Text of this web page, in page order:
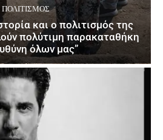
ΠΟΛΙΤΙΣΜΌΣ
και ο πολιτισμός της
πολύτιμη παρακαταθήκη
όλων μας”